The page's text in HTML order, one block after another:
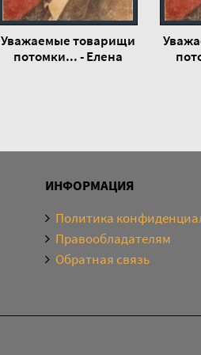
Уважаемые товарищи
потомки... - Елена
ИНФОРМАЦИЯ
Политика
Правообладателям
Обратная связь